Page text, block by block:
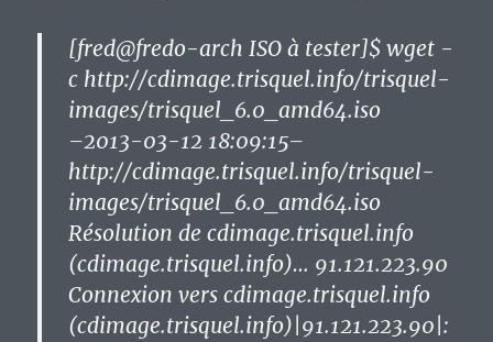
[fred@fredo-arch ISO à tester]$ wget -
c http://cdimage.trisquel.info/trisquel-
images/trisquel_6.0_amd64.iso
–2013-03-12 18:09:15–
http://cdimage.trisquel.info/trisquel-
images/trisquel_6.0_amd64.iso
Résolution de cdimage.trisquel.info
(cdimage.trisquel.info)… 91.121.223.90
Connexion vers cdimage.trisquel.info
(cdimage.trisquel.info)|91.121.223.90|: